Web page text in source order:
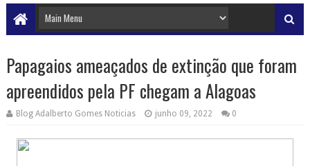
Papagaios ameaçados de extinção que foram
apreendidos pela PF chegam a Alagoas
Blog Adalberto Gomes Noticias junho 09, 2022 0